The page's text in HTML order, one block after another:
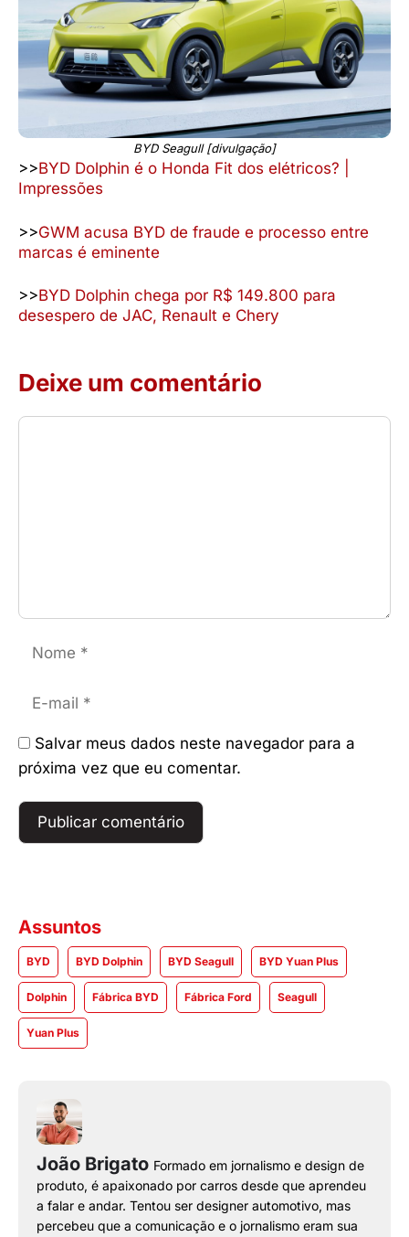
BYD Seagull [divulgação]
>>BYD Dolphin é o Honda Fit dos elétricos? |
Impressões
>>GWM acusa BYD de fraude e processo entre
marcas é eminente
>>BYD Dolphin chega por R$ 149.800 para
desespero de JAC, Renault e Chery
Deixe um comentário
Comentário
mail
Salvar meus dados neste navegador para a
próxima vez que eu comentar.
Assuntos
BYD BYD Dolphin BYD Seagull BYD Yuan Plus
Dolphin Fábrica BYD Fábrica Ford Seagull
Yuan Plus
João Brigato Formado em jornalismo e design de
produto, é apaixonado por carros desde que aprendeu
a falar e andar. Tentou ser designer automotivo, mas
percebeu que a comunicação e o jornalismo eram sua